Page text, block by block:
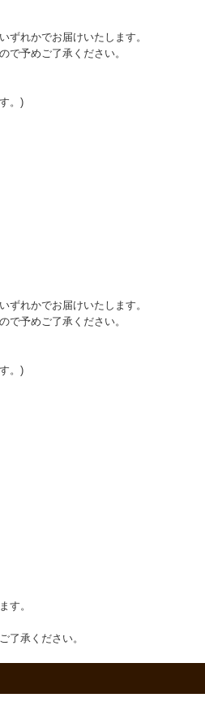
ずれかでお届けいたします。
で予めご了承ください。
。)
ずれかでお届けいたします。
で予めご了承ください。
。)
す。
了承ください。